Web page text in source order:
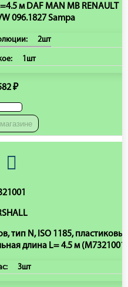
м DAF MAN MB RENAULT
096.1827 Sampa
2шт
1шт
₽
тип N, ISO 1185,
длина L= 4.5 м (M7321001)
3шт